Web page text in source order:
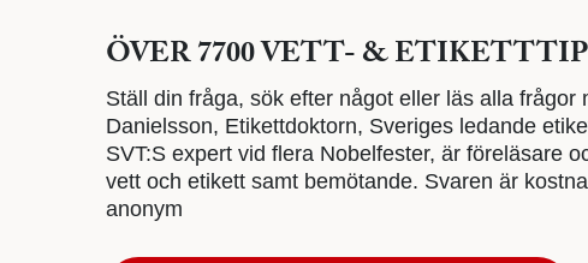
ÖVER 7700 VETT- &
Ställ din fråga, sök efter något eller läs alla frågor
Danielsson, Etikettdoktorn, Sveriges ledande
SVT:S expert vid flera Nobelfester, är föreläsare
vett och etikett samt bemötande. Svaren är
anonym